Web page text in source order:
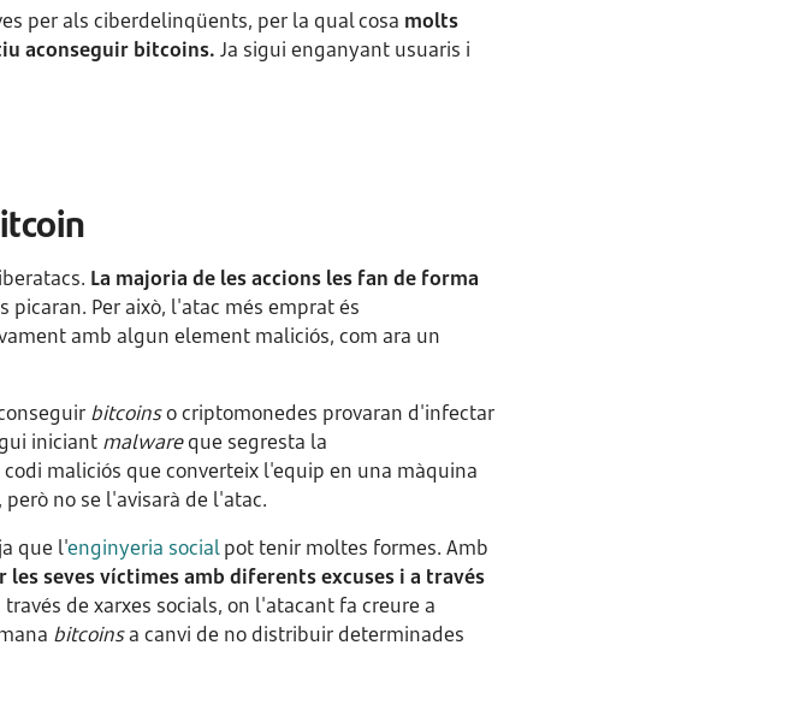
per als ciberdelinqüents, per la qual cosa molts
aconseguir bitcoins. Ja sigui enganyant usuaris i
La majoria de les accions les fan de forma
picaran. Per això, l'atac més emprat és
amb algun element maliciós, com ara un
bitcoinso criptomonedes provaran d'infectar
iniciant malwareque segresta la
maliciós que converteix l'equip en una màquina
no se l'avisarà de l'atac.
que l'enginyeria socialpot tenir moltes formes. Amb
seves víctimes amb diferents excuses i a través
de xarxes socials, on l'atacant fa creure a
bitcoinsa canvi de no distribuir determinades